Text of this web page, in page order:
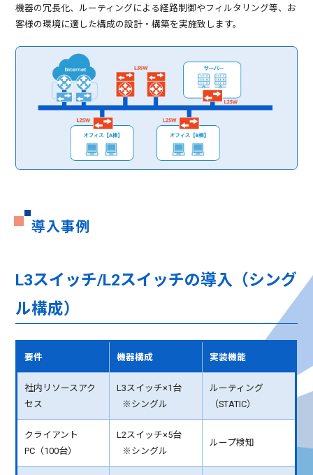
機器の冗長化、ルーティングによる経路制御やフィルタリング等、 お
客様の環境に適した構成の設計・構築を実施致します。
導入事例
L3スイッチ/L2スイッチの導入（シング
ル構成）
要件 機器構成 実装機能
社内リソースアク
セス
L3スイッチ×1台
※シングル
ルーティング
（STATIC）
クライアント
PC（100台）
L2スイッチ×5台
※シングル
ループ検知